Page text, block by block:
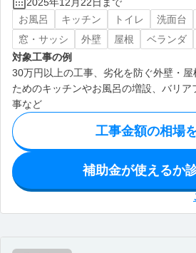
お風呂
キッチン トイレ 洗面台
窓・サッシ
外壁 屋根 ベランダ
対象工事の例
30万円以上の工事、劣化を防ぐ外壁・
ためのキッチンやお風呂の増設、バリア
事など
工事金額の相場
補助金が使えるか